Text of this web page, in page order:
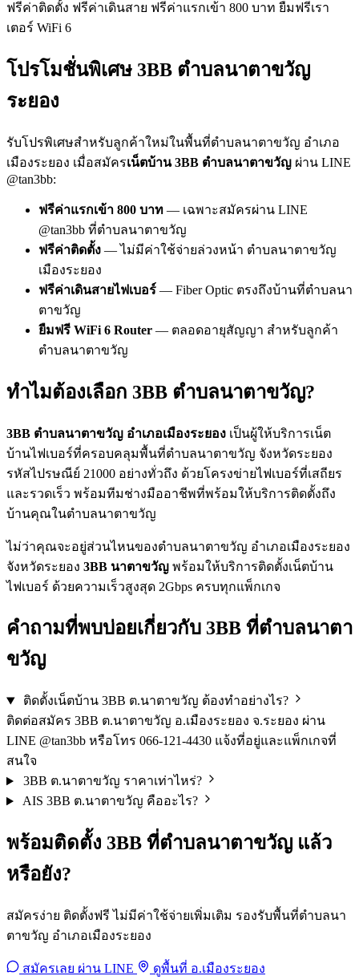
ฟรีค่าติดตั้ง ฟรีค่าเดินสาย ฟรีค่าแรกเข้า 800 บาท ยืมฟรีเรา
เตอร์ WiFi 6
โปรโมชั่นพิเศษ 3BB ตำบลนาตาขวัญ
ระยอง
รับโปรพิเศษสำหรับลูกค้าใหม่ในพื้นที่ตำบลนาตาขวัญ อำเภอ
เมืองระยอง เมื่อสมัครเน็ตบ้าน 3BB ตำบลนาตาขวัญ ผ่าน LINE
@tan3bb:
ฟรีค่าแรกเข้า 800 บาท — เฉพาะสมัครผ่าน LINE
@tan3bb ที่ตำบลนาตาขวัญ
ฟรีค่าติดตั้ง — ไม่มีค่าใช้จ่ายล่วงหน้า ตำบลนาตาขวัญ
เมืองระยอง
ฟรีค่าเดินสายไฟเบอร์ — Fiber Optic ตรงถึงบ้านที่ตำบลนา
ตาขวัญ
ยืมฟรี WiFi 6 Router — ตลอดอายุสัญญา สำหรับลูกค้า
ตำบลนาตาขวัญ
ทำไมต้องเลือก 3BB ตำบลนาตาขวัญ?
3BB ตำบลนาตาขวัญ อำเภอเมืองระยอง เป็นผู้ให้บริการเน็ต
บ้านไฟเบอร์ที่ครอบคลุมพื้นที่ตำบลนาตาขวัญ จังหวัดระยอง
รหัสไปรษณีย์ 21000 อย่างทั่วถึง ด้วยโครงข่ายไฟเบอร์ที่เสถียร
และรวดเร็ว พร้อมทีมช่างมืออาชีพที่พร้อมให้บริการติดตั้งถึง
บ้านคุณในตำบลนาตาขวัญ
ไม่ว่าคุณจะอยู่ส่วนไหนของตำบลนาตาขวัญ อำเภอเมืองระยอง
จังหวัดระยอง 3BB นาตาขวัญ พร้อมให้บริการติดตั้งเน็ตบ้าน
ไฟเบอร์ ด้วยความเร็วสูงสุด 2Gbps ครบทุกแพ็กเกจ
คำถามที่พบบ่อยเกี่ยวกับ 3BB ที่ตำบลนาตา
ขวัญ
ติดตั้งเน็ตบ้าน 3BB ต.นาตาขวัญ ต้องทำอย่างไร?
ติดต่อสมัคร 3BB ต.นาตาขวัญ อ.เมืองระยอง จ.ระยอง ผ่าน
LINE @tan3bb หรือโทร 066-121-4430 แจ้งที่อยู่และแพ็กเกจที่
สนใจ
3BB ต.นาตาขวัญ ราคาเท่าไหร่?
AIS 3BB ต.นาตาขวัญ คืออะไร?
พร้อมติดตั้ง 3BB ที่ตำบลนาตาขวัญ แล้ว
หรือยัง?
สมัครง่าย ติดตั้งฟรี ไม่มีค่าใช้จ่ายเพิ่มเติม รองรับพื้นที่ตำบลนา
ตาขวัญ อำเภอเมืองระยอง
สมัครเลย ผ่าน LINE ดูพื้นที่ อ.เมืองระยอง